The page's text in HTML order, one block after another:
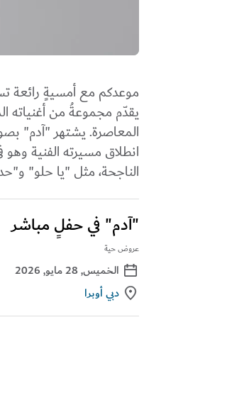
يقدّم مجموعةُ من أغنياته
المعاصرة. يشتهر "آدم"
انطلاق مسيرته الفنية
الناجحة، مثل "يا حلو"
"آدم" في حفلٍ مباشر
عروض حية
الخميس, 28 مايو, 2026
دبي أوبرا